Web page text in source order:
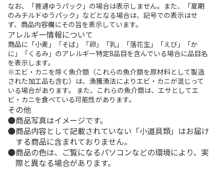
なお、「普通ゆうパック」の場合は表示しません。また、「夏期
のみチルドゆうパック」などとなる場合は、記号での表示はせ
ず、商品内容欄にその旨を表示しています。
アレルギー情報について
商品に「小麦」「そば」「卵」「乳」「落花生」「えび」「か
に」「くるみ」のアレルギー特定8品目を含んでいる場合に品目名
を表示します。
※エビ・カニを除く魚介類（これらの魚介類を原材料として製造
された加工品も含む）は、漁獲漁法によりエビ・カニが混じって
いる場合があります。 また、これらの魚介類は、エサとしてエ
ビ・カニを食べている可能性があります。
その他
商品写真はイメージです。
商品内容として記載されていない「小道具類」はお届け
する商品に含まれておりません。
商品の色は、ご覧になるパソコンなどの環境により、実
際と異なる場合があります。